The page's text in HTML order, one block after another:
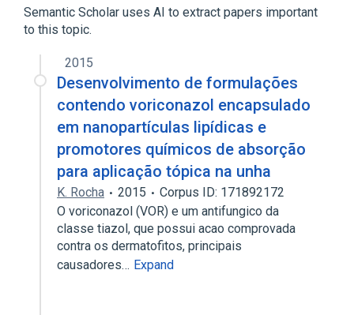
Semantic Scholar uses AI to extract papers important
to this topic.
2015
Desenvolvimento de formulações
contendo voriconazol encapsulado
em nanopartículas lipídicas e
promotores químicos de absorção
para aplicação tópica na unha
K. Rocha 2015
Corpus ID: 171892172
O voriconazol (VOR) e um antifungico da
classe tiazol, que possui acao comprovada
contra os dermatofitos, principais
causadores… Expand